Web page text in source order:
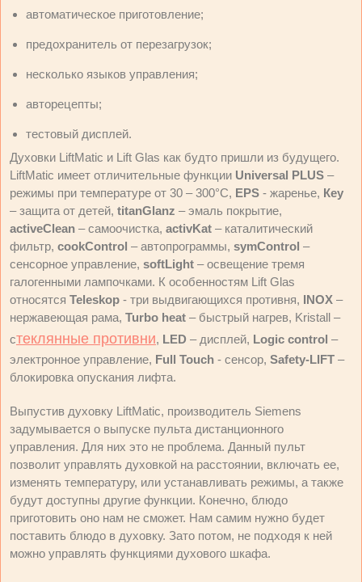
автоматическое приготовление;
предохранитель от перезагрузок;
несколько языков управления;
авторецепты;
тестовый дисплей.
Духовки LiftMatic и Lift Glas как будто пришли из будущего.
LiftMatic имеет отличительные функции Unіversal PLUS –
режимы при температуре от 30 – 300°С, EPS - жаренье, Кеу
– защита от детей, tіtanGlanz – эмаль покрытие,
actіveClean – самоочистка, actіvKat – каталитический
фильтр, cookControl – автопрограммы, symControl –
сенсорное управление, softLight – освещение тремя
галогенными лампочками. К особенностям Lift Glas
относятся Teleskop - три выдвигающихся противня, INOX –
нержавеющая рама, Turbo heat – быстрый нагрев, Kristall –
стеклянные противни, LED – дисплей, Logic control –
электронное управление, Full Touch - сенсор, Safety-LIFT –
блокировка опускания лифта.
Выпустив духовку LiftMatic, производитель Siemens
задумывается о выпуске пульта дистанционного
управления. Для них это не проблема. Данный пульт
позволит управлять духовкой на расстоянии, включать ее,
изменять температуру, или устанавливать режимы, а также
будут доступны другие функции. Конечно, блюдо
приготовить оно нам не сможет. Нам самим нужно будет
поставить блюдо в духовку. Зато потом, не подходя к ней
можно управлять функциями духового шкафа.